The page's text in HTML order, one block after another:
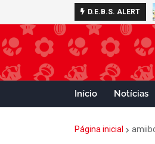
D.E.B.S. ALERT
Início Notícias
Página inicial